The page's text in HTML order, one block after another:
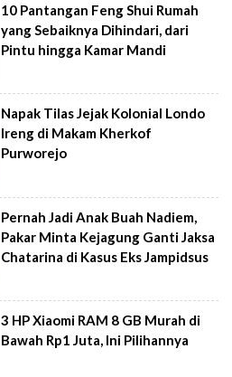
10 Pantangan Feng Shui Rumah
yang Sebaiknya Dihindari, dari
Pintu hingga Kamar Mandi
Napak Tilas Jejak Kolonial Londo
Ireng di Makam Kherkof
Purworejo
Pernah Jadi Anak Buah Nadiem,
Pakar Minta Kejagung Ganti Jaksa
Chatarina di Kasus Eks Jampidsus
3 HP Xiaomi RAM 8 GB Murah di
Bawah Rp1 Juta, Ini Pilihannya